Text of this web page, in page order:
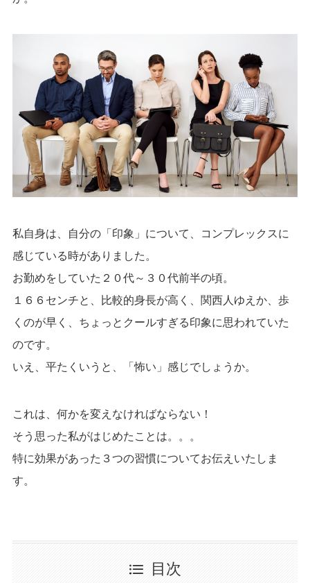
私自身は、自分の「印象」について、コンプレックスに
感じている時がありました。
お勤めをしていた２０代～３０代前半の頃。
１６６センチと、比較的身長が高く、関西人ゆえか、歩
くのが早く、ちょっとクールすぎる印象に思われていた
のです。
いえ、平たくいうと、「怖い」感じでしょうか。
これは、何かを変えなければならない！
そう思った私がはじめたことは。。。
特に効果があった３つの習慣についてお伝えいたしま
す。
目次